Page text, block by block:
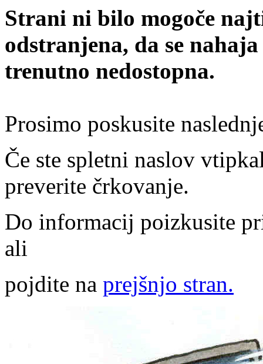
Strani ni bilo mogoče
odstranjena, da se
trenutno nedostopna.
Prosimo poskusite
Če ste spletni naslov
preverite črkovanje.
Do informacij poizkusite
ali
pojdite na prejšnjo stran.